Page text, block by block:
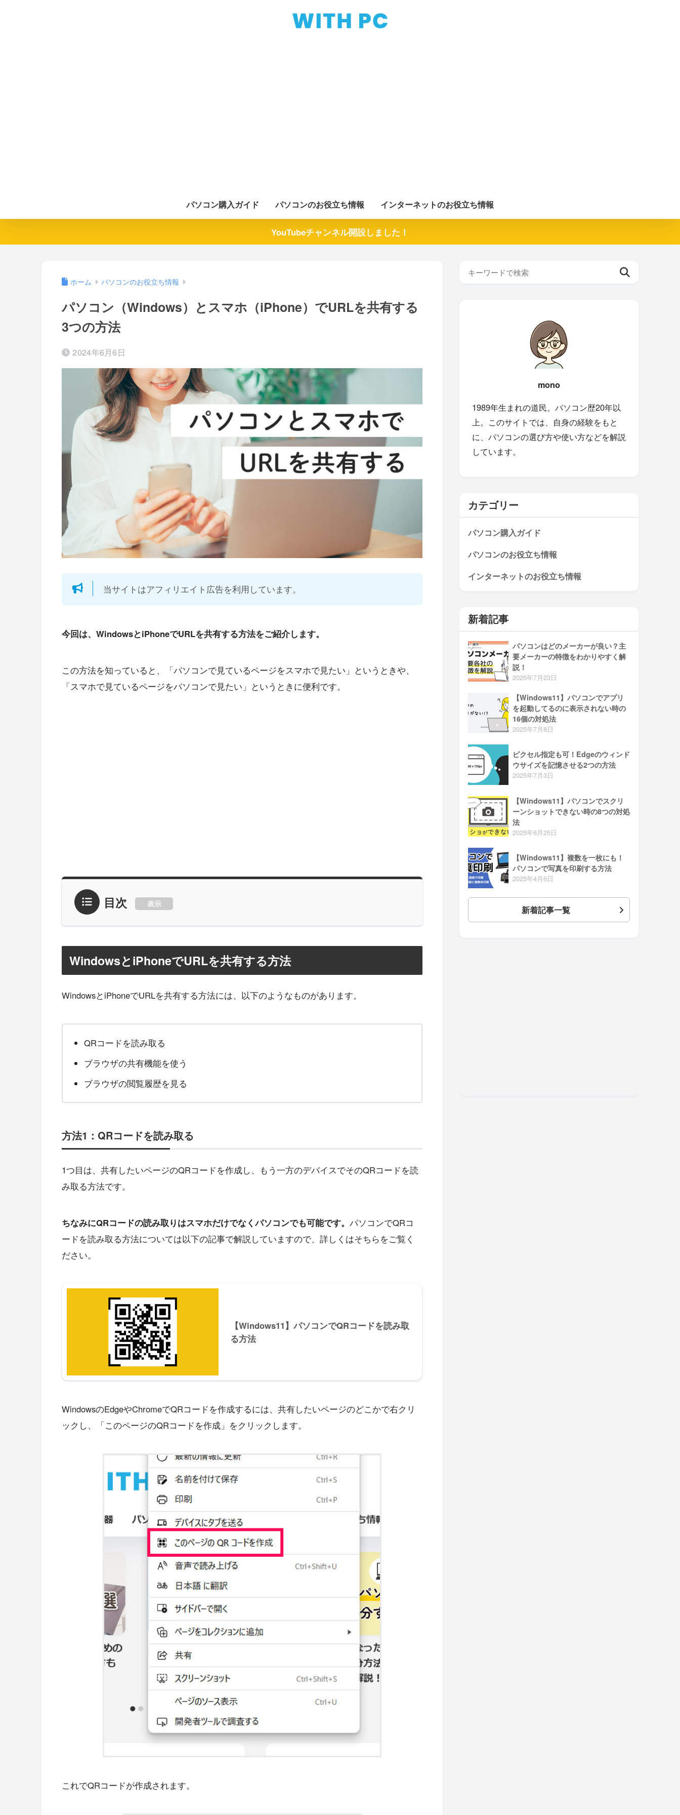
パソコン購入ガイド パソコンのお役立ち情報 インターネットのお役立ち情報
YouTubeチャンネル開設しました！
ホーム パソコンのお役立ち情報
パソコン（Windows）とスマホ（iPhone）でURLを共有する
3つの方法
2024年6月6日
当サイトはアフィリエイト広告を利用しています。
今回は、WindowsとiPhoneでURLを共有する方法をご紹介します。
この方法を知っていると、「パソコンで見ているページをスマホで見たい」というときや、
「スマホで見ているページをパソコンで見たい」というときに便利です。
目次 表示
WindowsとiPhoneでURLを共有する方法
WindowsとiPhoneでURLを共有する方法には、以下のようなものがあります。
QRコードを読み取る
ブラウザの共有機能を使う
ブラウザの閲覧履歴を見る
方法1：QRコードを読み取る
1つ目は、共有したいページのQRコードを作成し、もう一方のデバイスでそのQRコードを読
み取る方法です。
ちなみにQRコードの読み取りはスマホだけでなくパソコンでも可能です。 パソコンでQRコ
ードを読み取る方法については以下の記事で解説していますので、詳しくはそちらをご覧く
ださい。
【Windows11】パソコンでQRコードを読み取
る方法
WindowsのEdgeやChromeでQRコードを作成するには、共有したいページのどこかで右クリ
ックし、「このページのQRコードを作成」をクリックします。
これでQRコードが作成されます。
mono
1989年生まれの道民。パソコン歴20年以
上。このサイトでは、自身の経験をもと
に、パソコンの選び方や使い方などを解説
しています。
カテゴリー
パソコン購入ガイド
パソコンのお役立ち情報
インターネットのお役立ち情報
新着記事
パソコンはどのメーカーが良い？主
要メーカーの特徴をわかりやすく解
説！
2025年7月23日
【Windows11】パソコンでアプリ
を起動してるのに表示されない時の
16個の対処法
2025年7月8日
ピクセル指定も可！Edgeのウィンド
ウサイズを記憶させる2つの方法
2025年7月3日
【Windows11】パソコンでスクリ
ーンショットできない時の8つの対処
法
2025年6月25日
【Windows11】複数を一枚にも！
パソコンで写真を印刷する方法
2025年4月6日
新着記事一覧